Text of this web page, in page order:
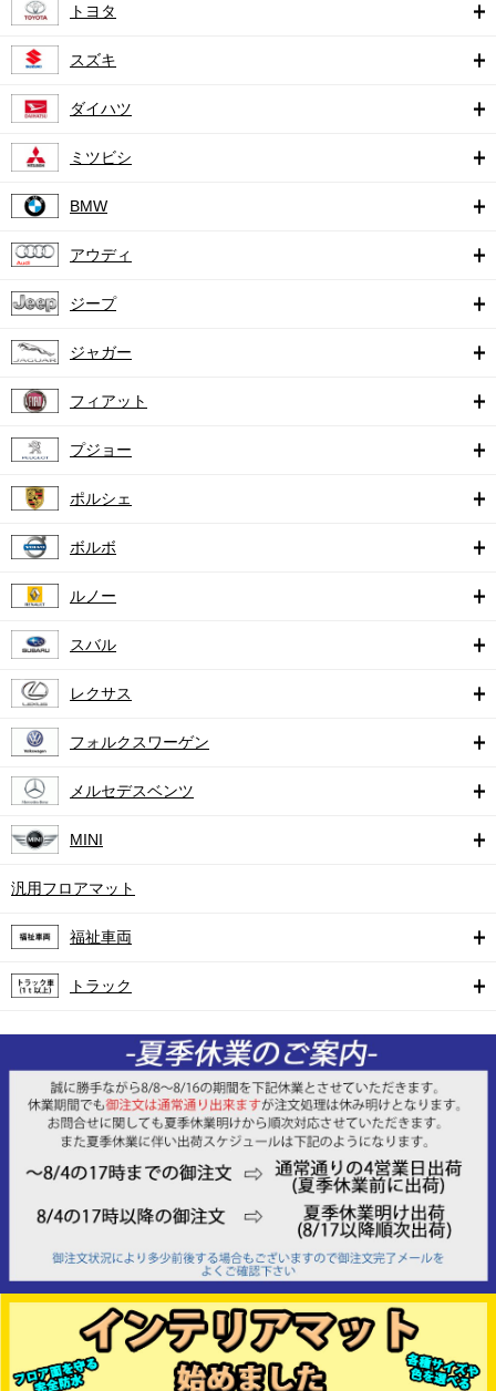
トヨタ
スズキ
ダイハツ
ミツビシ
BMW
アウディ
ジープ
ジャガー
フィアット
プジョー
ポルシェ
ボルボ
ルノー
スバル
レクサス
フォルクスワーゲン
メルセデスベンツ
MINI
汎用フロアマット
福祉車両
トラック